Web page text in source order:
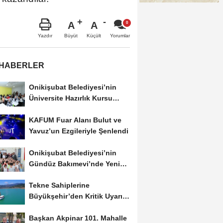
Yazdır
A
Büyüt
A
Küçült Yorumlar
Onikişubat Belediyesi’nin
Üniversite Hazırlık Kursu
KAFUM Fuar Alanı Bulut ve
Yavuz’un Ezgileriyle Şenlendi
Onikişubat Belediyesi’nin
Gündüz Bakımevi’nde Yeni
Tekne Sahiplerine
Büyükşehir’den Kritik Uyarı;
Başkan Akpinar 101. Mahalle